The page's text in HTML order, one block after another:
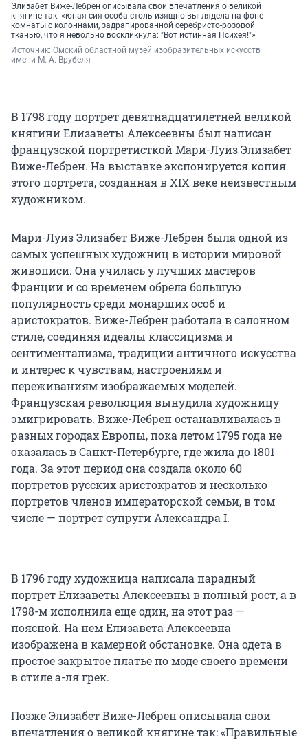
Элизабет Виже-Лебрен описывала свои впечатления о великой
княгине так: «юная сия особа столь изящно выглядела на фоне
комнаты с колоннами, задрапированной серебристо-розовой
тканью, что я невольно воскликнула: "Вот истинная Психея!"»
Источник: Омский областной музей изобразительных искусств
имени М. А. Врубеля
В 1798 году портрет девятнадцатилетней великой
княгини Елизаветы Алексеевны был написан
французской портретисткой Мари-Луиз Элизабет
Виже-Лебрен. На выставке экспонируется копия
этого портрета, созданная в XIX веке неизвестным
художником.
Мари-Луиз Элизабет Виже-Лебрен была одной из
самых успешных художниц в истории мировой
живописи. Она училась у лучших мастеров
Франции и со временем обрела большую
популярность среди монарших особ и
аристократов. Виже-Лебрен работала в салонном
стиле, соединяя идеалы классицизма и
сентиментализма, традиции античного искусства
и интерес к чувствам, настроениям и
переживаниям изображаемых моделей.
Французская революция вынудила художницу
эмигрировать. Виже-Лебрен останавливалась в
разных городах Европы, пока летом 1795 года не
оказалась в Санкт-Петербурге, где жила до 1801
года. За этот период она создала около 60
портретов русских аристократов и несколько
портретов членов императорской семьи, в том
числе — портрет супруги Александра I.
В 1796 году художница написала парадный
портрет Елизаветы Алексеевны в полный рост, а в
1798-м исполнила еще один, на этот раз —
поясной. На нем Елизавета Алексеевна
изображена в камерной обстановке. Она одета в
простое закрытое платье по моде своего времени
в стиле а-ля грек.
Позже Элизабет Виже-Лебрен описывала свои
впечатления о великой княгине так: «Правильные